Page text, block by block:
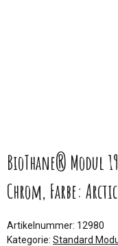
BioThane® Modul
Chrom, Farbe:
Artikelnummer: 12980
Kategorie: Standard